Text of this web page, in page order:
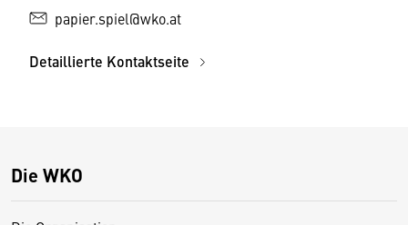
papier.spiel@wko.at
Detaillierte Kontaktseite
Die WKO